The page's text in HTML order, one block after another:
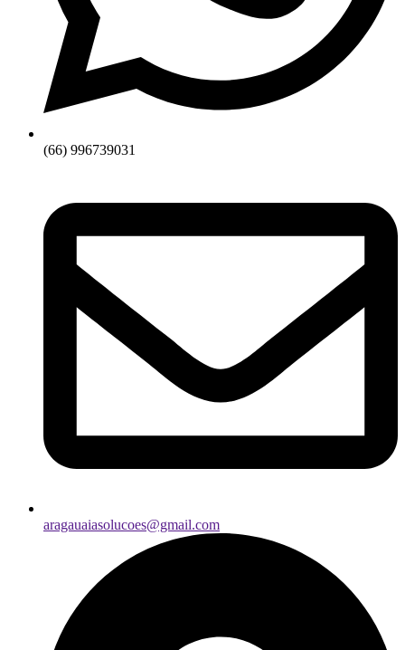
(66) 996739031
aragauaiasolucoes@gmail.com